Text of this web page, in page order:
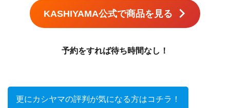
KASHIYAMA公式で商品を見る
予約をすれば待ち時間なし！
更にカシヤマの評判が気になる方はコチラ！